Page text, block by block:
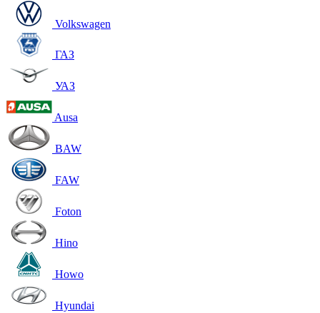
Volkswagen
ГАЗ
УАЗ
Ausa
BAW
FAW
Foton
Hino
Howo
Hyundai